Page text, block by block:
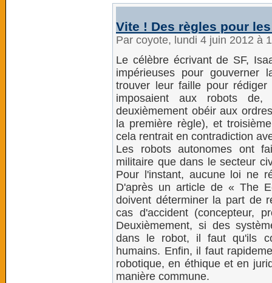
Vite ! Des règles pour
Par coyote, lundi 4 juin 2012 à
Le célèbre écrivant de SF,
impérieuses pour gouverner
trouver leur faille pour
imposaient aux robots de,
deuxièmement obéir aux
la première règle), et
cela rentrait en contradiction
Les robots autonomes ont
militaire que dans le secteur
Pour l'instant, aucune loi ne
D'après un article de « The
doivent déterminer la part de
cas d'accident (concepteur,
Deuxièmement, si des
dans le robot, il faut qu'ils
humains. Enfin, il faut
robotique, en éthique et en
manière commune.